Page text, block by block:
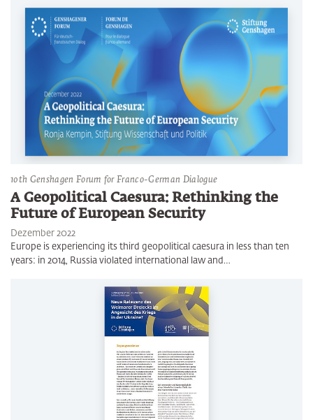
10th Genshagen Forum for Franco-German Dialogue
A Geopolitical Caesura: Rethinking the
Future of European Security
Dezember 2022
Europe is experiencing its third geopolitical caesura in less than ten
years: in 2014, Russia violated international law and…